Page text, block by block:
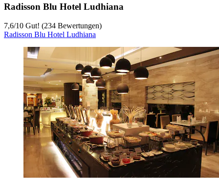
Radisson Blu Hotel Ludhiana
7,6/10 Gut! (234 Bewertungen)
Radisson Blu Hotel Ludhiana